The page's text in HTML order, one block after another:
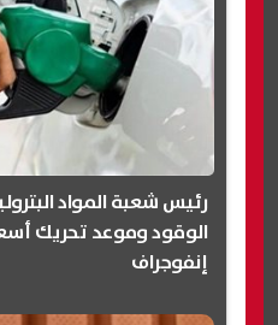
رئيس شعبة المواد
الوقود وموعد تحريك
إنفوجراف